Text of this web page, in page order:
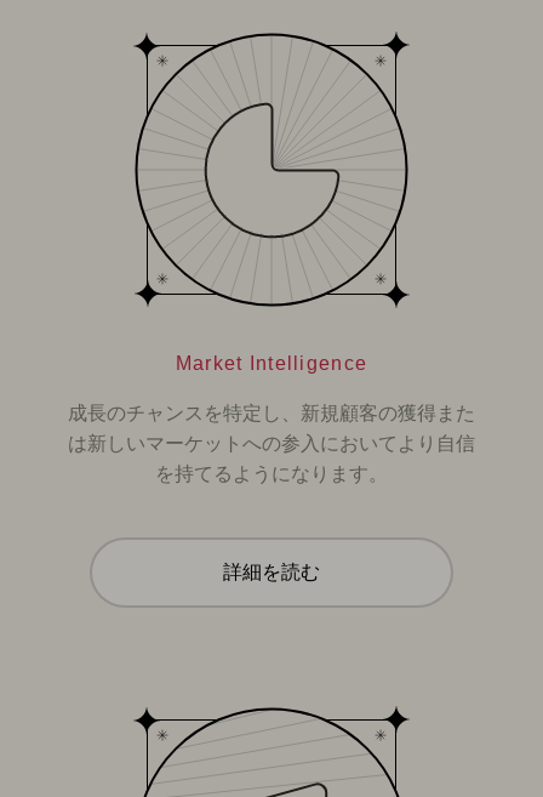
Market Intelligence
成長のチャンスを特定し、新規顧客の獲得また
は新しいマーケットへの参入においてより自信
を持てるようになります。
詳細を読む